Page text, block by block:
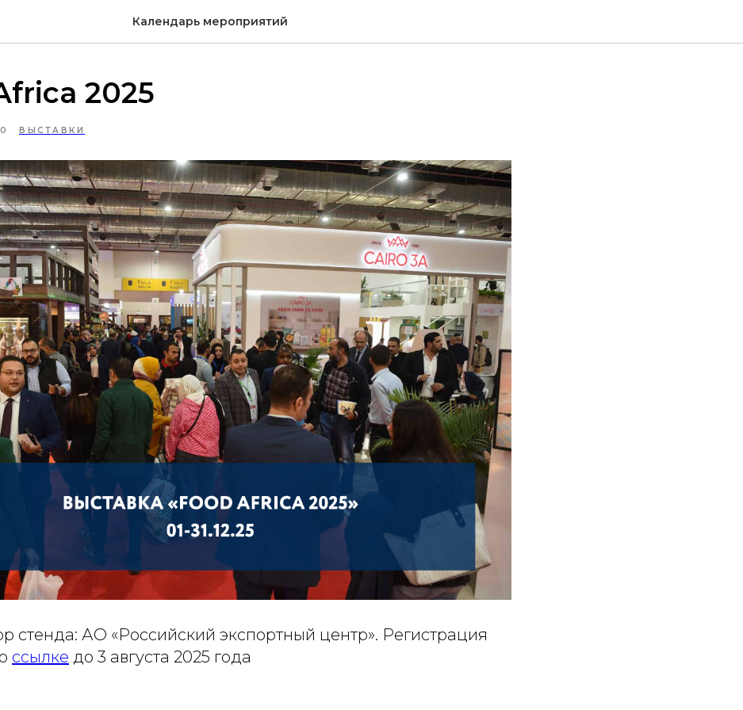
Календарь мероприятий
2025
ВЫСТАВКИ
стенда: АО «Российский экспортный центр». Регистрация
ссылке до 3 августа 2025 года